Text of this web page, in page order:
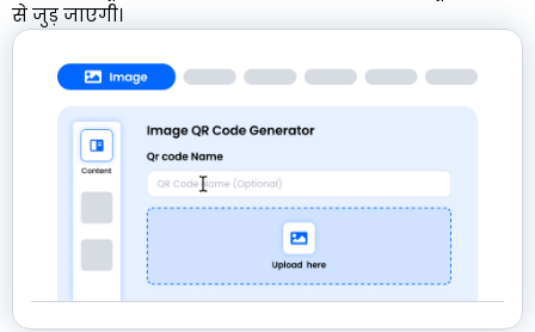
से जुड़ जाएगी।